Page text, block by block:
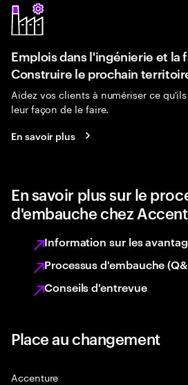
Emplois dans l'ingénierie et la
Construire le prochain
Aidez vos clients à numériser ce
leur façon de le faire.
En savoir plus
En savoir plus sur le
d'embauche chez
Information sur les
Processus d'embauche
Conseils d'entrevue
Place au changement
Accenture